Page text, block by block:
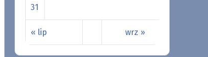
« lip wrz »
31